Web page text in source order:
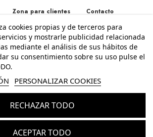
Zona para clientes
Iniciar sesión
Mi cuenta
Historial de pedidos
Contacte con
Guía Tallas
Contacto
Avda. Santos
Patronos 20, 46600,
Alzira - Valencia
962 411 268
cookies propias y de terceros para
y mostrarle publicidad relacionada
mediante el análisis de sus hábitos de
su consentimiento sobre su uso pulse el
PERSONALIZAR COOKIES
RECHAZAR TODO
ACEPTAR TODO